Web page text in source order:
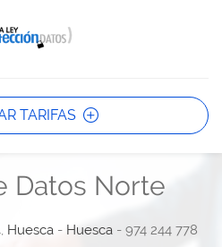
TARIFAS
Datos Norte
Huesca - Huesca - 974 244 778